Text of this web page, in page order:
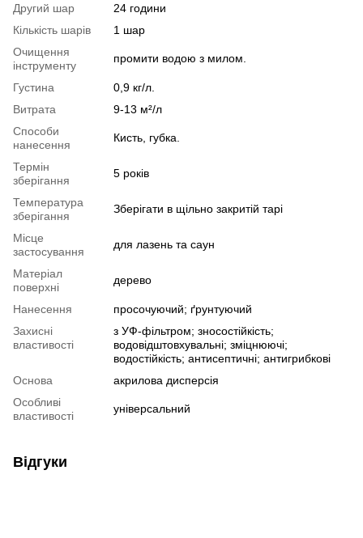
Другий шар
24 години
Кількість шарів
1 шар
Очищення
інструменту
промити водою з милом.
Густина
0,9 кг/л.
Витрата
9-13 м²/л
Способи
нанесення
Кисть, губка.
Термін
зберігання
5 років
Температура
зберігання
Зберігати в щільно закритій тарі
Місце
застосування
для лазень та саун
Матеріал
поверхні
дерево
Нанесення
просочуючий; ґрунтуючий
Захисні
властивості
з УФ-фільтром; зносостійкість;
водовідштовхувальні; зміцнюючі;
водостійкість; антисептичні; антигрибкові
Основа
акрилова дисперсія
Особливі
властивості
універсальний
Відгуки